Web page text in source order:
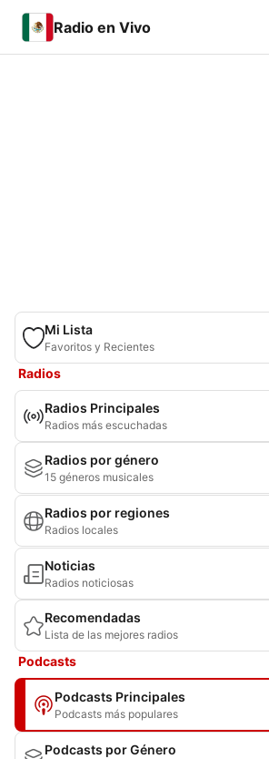
Radio en Vivo
Mi Lista
Favoritos y Recientes
Radios
Radios Principales
Radios más escuchadas
Radios por género
15 géneros musicales
Radios por regiones
Radios locales
Noticias
Radios noticiosas
Recomendadas
Lista de las mejores radios
Podcasts
Podcasts Principales
Podcasts más populares
Podcasts por Género